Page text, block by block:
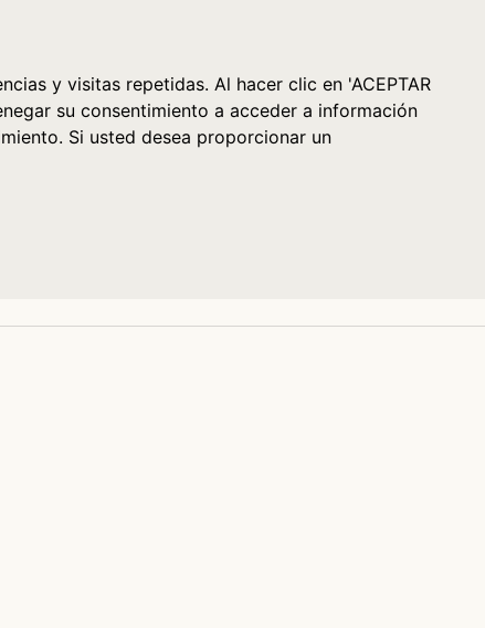
y visitas repetidas. Al hacer clic en 'ACEPTAR
su consentimiento a acceder a información
Si usted desea proporcionar un